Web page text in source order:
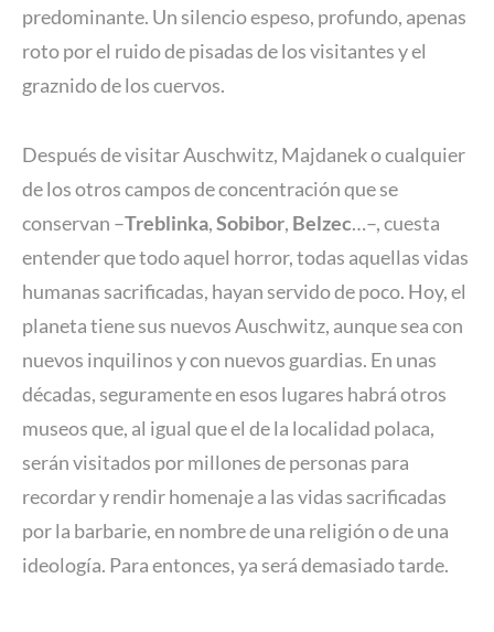
predominante. Un silencio espeso, profundo, apenas
roto por el ruido de pisadas de los visitantes y el
graznido de los cuervos.
Después de visitar Auschwitz, Majdanek o cualquier
de los otros campos de concentración que se
conservan –Treblinka,Sobibor, Belzec…–, cuesta
entender que todo aquel horror, todas aquellas vidas
humanas sacrificadas, hayan servido de poco. Hoy, el
planeta tiene sus nuevos Auschwitz, aunque sea con
nuevos inquilinos y con nuevos guardias. En unas
décadas, seguramente en esos lugares habrá otros
museos que, al igual que el de la localidad polaca,
serán visitados por millones de personas para
recordar y rendir homenaje a las vidas sacrificadas
por la barbarie, en nombre de una religión o de una
ideología. Para entonces, ya será demasiado tarde.